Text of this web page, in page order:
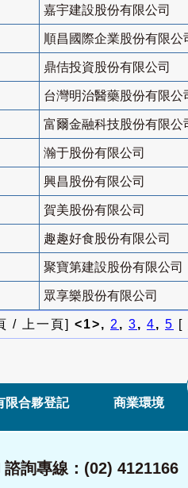
嘉宇建設股份有限公司
順昌國際企業股份有限公
鼎佶投資股份有限公司
台灣明治醫藥股份有限公
富爾金融科技股份有限公
瀚于股份有限公司
興昌股份有限公司
賀美股份有限公司
趣趣好食股份有限公司
聚寶第建設股份有限公司
眾享樂股份有限公司
/ 上一頁] <1>, 2, 3, 4, 5 [
限合夥登記 商業環境
諮詢專線：(02) 4121166